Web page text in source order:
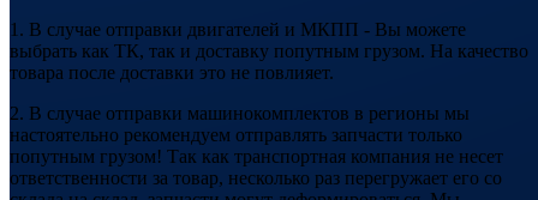
1. В случае отправки двигателей и МКПП - Вы можете
выбрать как ТК, так и доставку попутным грузом. На качество
товара после доставки это не повлияет.
2. В случае отправки машинокомплектов в регионы мы
настоятельно рекомендуем отправлять запчасти только
попутным грузом! Так как транспортная компания не несет
ответственности за товар, несколько раз перегружает его со